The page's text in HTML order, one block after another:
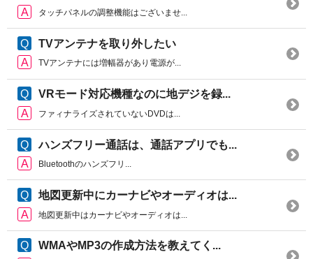
タッチパネルの調整機能はございませ...
TVアンテナを取り外したい
TVアンテナには増幅器があり電源が...
VRモード対応機種なのに地デジを録...
ファィナライズされていないDVDは...
ハンズフリー通話は、通話アプリでも...
Bluetoothのハンズフリ...
地図更新中にカーナビやオーディオは...
地図更新中はカーナビやオーディオは...
WMAやMP3の作成方法を教えてく...